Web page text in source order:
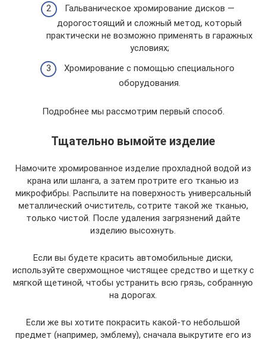
Гальваническое хромирование дисков —
дорогостоящий и сложный метод, который
практически не возможно применять в гаражных
условиях;
Хромирование с помощью специального
оборудования.
Подробнее мы рассмотрим первый способ.
Тщательно вымойте изделие
Намочите хромированное изделие прохладной водой из
крана или шланга, а затем протрите его тканью из
микрофибры. Распылите на поверхность универсальный
металлический очиститель, сотрите такой же тканью,
только чистой. После удаления загрязнений дайте
изделию высохнуть.
Если вы будете красить автомобильные диски,
используйте сверхмощное чистящее средство и щетку с
мягкой щетиной, чтобы устранить всю грязь, собранную
на дорогах.
Если же вы хотите покрасить какой-то небольшой
предмет (например, эмблему), сначала выкрутите его из